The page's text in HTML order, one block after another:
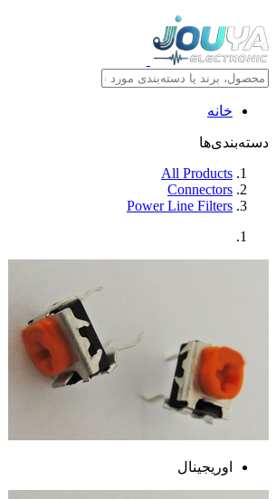
خانه
دسته‌بندی‌ها
All Products
Connectors
Power Line Filters
اوریجینال